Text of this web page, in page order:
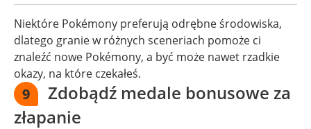
Niektóre Pokémony preferują odrębne środowiska,
dlatego granie w różnych sceneriach pomoże ci
znaleźć nowe Pokémony, a być może nawet rzadkie
okazy, na które czekałeś.
9
Zdobądź medale bonusowe za
złapanie